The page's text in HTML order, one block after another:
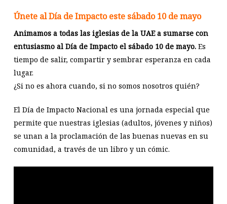
Únete al Día de Impacto este sábado 10 de mayo
Animamos a todas las iglesias de la UAE a sumarse con
entusiasmo al Día de Impacto el sábado 10 de mayo.Es
tiempo de salir, compartir y sembrar esperanza en cada
lugar.
¿Si no es ahora cuando, si no somos nosotros quién?
El Día de Impacto Nacional es una jornada especial que
permite que nuestras iglesias (adultos, jóvenes y niños)
se unan a la proclamación de las buenas nuevas en su
comunidad, a través de un libro y un cómic.